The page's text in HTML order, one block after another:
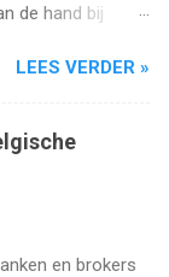
de hand bij
wel zo hoog
LEES VERDER »
en brokers